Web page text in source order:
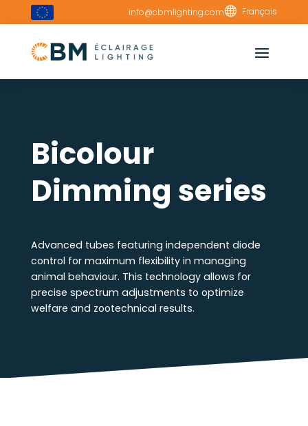
info@cbmlighting.com Français
Bicolour
Dimming series
Advanced tubes featuring independent diode
control for maximum flexibility in managing
animal behaviour. This technology allows for
precise spectrum adjustments to optimize
welfare and zootechnical results.